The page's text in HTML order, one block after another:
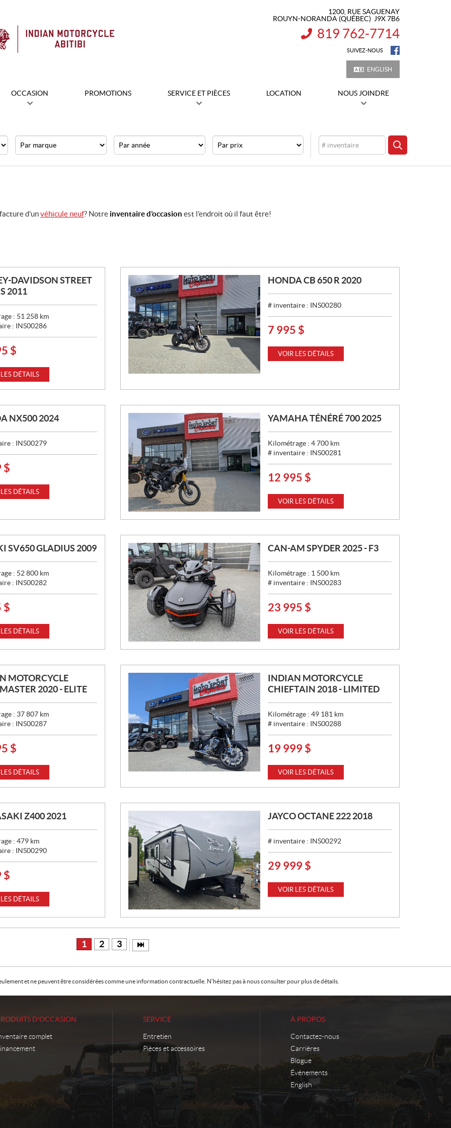
1200, RUE SAGUENAY
ROUYN-NORANDA (QUÉBEC) J9X 7B6
INFORMATION :
819 762-7714
SUIVEZ-NOUS
ENGLISH
OCCASION PROMOTIONS SERVICE ET PIÈCES LOCATION NOUS JOINDRE
CHERCHER
d’unvéhicule neuf? Notre inventaire d’occasion est l’endroit où il faut être!
DAVIDSON STREET
2011
: 51 258 km
: INS00286
$
DÉTAILS
HONDA CB 650 R 2020
# inventaire : INS00280
P
X
7 995 $
VOIR LES DÉTAILS
NX500 2024
: INS00279
$
DÉTAILS
YAMAHA TÉNÉRÉ 700 2025
Kilométrage : 4 700 km
# inventaire : INS00281
P
X
12 995 $
VOIR LES DÉTAILS
SV650 GLADIUS 2009
: 52 800 km
: INS00282
$
DÉTAILS
CAN-AM SPYDER 2025 - F3
Kilométrage : 1 500 km
# inventaire : INS00283
P
X
23 995 $
VOIR LES DÉTAILS
MOTORCYCLE
2020 - ELITE
: 37 807 km
: INS00287
$
DÉTAILS
INDIAN MOTORCYCLE
CHIEFTAIN 2018 - LIMITED
Kilométrage : 49 181 km
# inventaire : INS00288
P
X
:
19 999 $
VOIR LES DÉTAILS
Z400 2021
: 479 km
: INS00290
$
DÉTAILS
JAYCO OCTANE 222 2018
# inventaire : INS00292
P
X
:
29 999 $
VOIR LES DÉTAILS
1 2 3
et ne peuvent être considérées comme une information contractuelle. N'hésitez pas à nous consulter pour plus de détails.
D'OCCASION
complet
SERVICE
Entretien
Pièces et accessoires
À PROPOS
Contactez-nous
Carrières
Blogue
Événements
English